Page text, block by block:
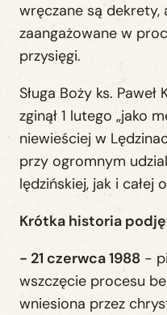
wręczane są dekrety,
zaangażowane w
przysięgi.
Sługa Boży ks.
zginął 1 lutego „jako
niewieściej w
przy ogromnym
lędzińskiej, jak i całej
Krótka historia
- 21 czerwca 1988 -
wszczęcie procesu
wniesiona przez